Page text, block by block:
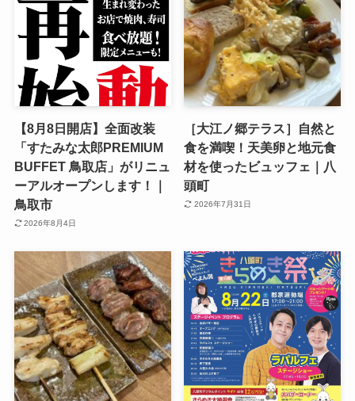
【8月8日開店】全面改装
「すたみな太郎PREMIUM
BUFFET 鳥取店」がリニュ
ーアルオープンします！｜
鳥取市
2026年8月4日
［大江ノ郷テラス］自然と
食を満喫！天美卵と地元食
材を使ったビュッフェ｜八
頭町
2026年7月31日